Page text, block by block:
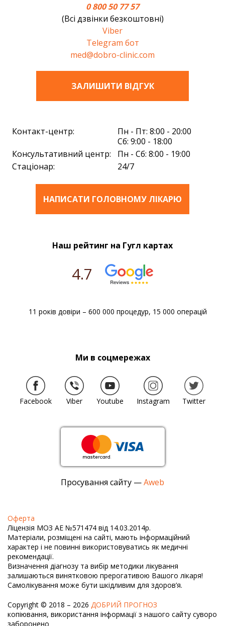
0 800 50 77 57
(Всі дзвінки безкоштовні)
Viber
Telegram бот
med@dobro-clinic.com
ЗАЛИШИТИ ВIДГУК
Контакт-центр:
Пн - Пт: 8:00 - 20:00
Сб: 9:00 - 18:00
Консультативний центр:
Пн - Сб: 8:00 - 19:00
Стаціонар:
24/7
НАПИСАТИ ГОЛОВНОМУ ЛІКАРЮ
Оферта
Ліцензія МОЗ АЕ №571474 від 14.03.2014р.
Матеріали, розміщені на сайті, мають інформаційний
характер і не повинні використовуватись як медичні
рекомендації.
Визначення діагнозу та вибір методики лікування
залишаються винятковою прерогативою Вашого лікаря!
Самолікування може бути шкідливим для здоров’я.
Copyright © 2018 – 2026 ДОБРИЙ ПРОГНОЗ
копіювання, використання інформації з нашого сайту суворо
заборонено
Наш рейтинг на Гугл картах
4.7
11 років довіри – 600 000 процедур, 15 000 операцій
Ми в соцмережах
Facebook Viber Youtube Instagram Twitter
Просування сайту —Aweb